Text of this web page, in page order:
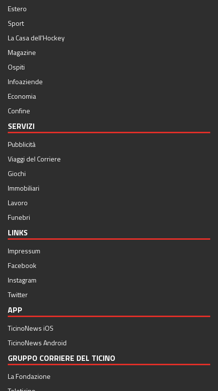
Estero
Sport
La Casa dell'Hockey
Magazine
Ospiti
Infoaziende
Economia
Confine
SERVIZI
Pubblicità
Viaggi del Corriere
Giochi
Immobiliari
Lavoro
Funebri
LINKS
Impressum
Facebook
Instagram
Twitter
APP
TicinoNews iOS
TicinoNews Android
GRUPPO CORRIERE DEL TICINO
La Fondazione